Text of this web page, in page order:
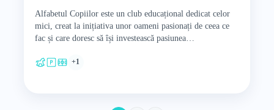
Alfabetul Copiilor este un club educațional dedicat celor
mici, creat la inițiativa unor oameni pasionați de ceea ce
fac și care doresc să își investească pasiunea…
+1